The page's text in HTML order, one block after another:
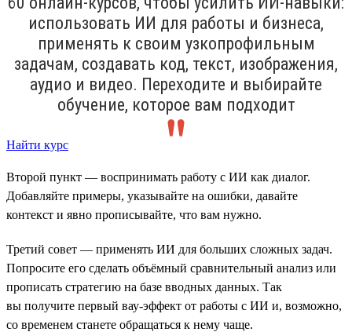
использовать ИИ для работы и бизнеса,
применять к своим узкопрофильным
задачам, создавать код, текст, изображения,
аудио и видео. Переходите и выбирайте
обучение, которое вам подходит
Найти курс
Второй пункт — воспринимать работу с ИИ как диалог.
Добавляйте примеры, указывайте на ошибки, давайте
контекст и явно прописывайте, что вам нужно.
Третий совет — применять ИИ для больших сложных задач.
Попросите его сделать объёмный сравнительный анализ или
прописать стратегию на базе вводных данных. Так
вы получите первый вау-эффект от работы с ИИ и, возможно,
со временем станете обращаться к нему чаще.